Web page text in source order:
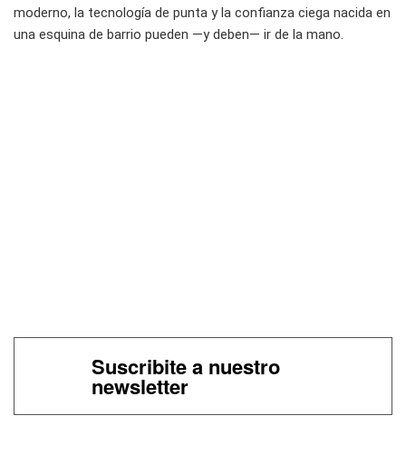
moderno, la tecnología de punta y la confianza ciega nacida en
una esquina de barrio pueden —y deben— ir de la mano.
Suscribite a nuestro
newsletter